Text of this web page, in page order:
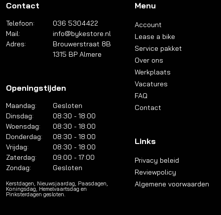
Contact
Telefoon:
036 5304422
Mail:
info@bykestore.nl
Adres:
Brouwerstraat 8B
1315 BP Almere
Openingstijden
Maandag:
Gesloten
Dinsdag:
08:30 - 18:00
Woensdag:
08:30 - 18:00
Donderdag:
08:30 - 18:00
Vrijdag:
08:30 - 18:00
Zaterdag:
09:00 - 17:00
Zondag:
Gesloten
Kerstdagen, Nieuwsjaardag, Paasdagen,
Koningsdag, Hemelvaartsdag en
Pinksterdagen gesloten.
Menu
Account
Lease a bike
Service pakket
Over ons
Werkplaats
Vacatures
FAQ
Contact
Links
Privacy beleid
Reviewpolicy
Algemene voorwaarden